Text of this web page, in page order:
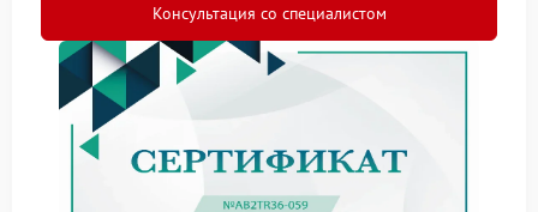
повреждение контактов;
попадание пыли и влаги внутрь конструкции.
Каждый случай нуждается в индивидуальной
оценке.
Что делать при появлении
неисправности
Консультация со специалистом